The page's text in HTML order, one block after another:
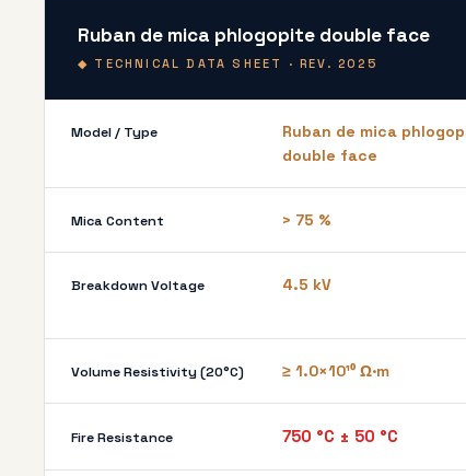
Ruban de mica phlogopite double face
◆ TECHNICAL DATA SHEET · REV. 2025
Model / Type
Ruban de mica
double face
Mica Content > 75 %
Breakdown Voltage 4.5 kV
Volume Resistivity (20°C) ≥ 1.0×10¹⁰ Ω·m
Fire Resistance 750 °C ± 50 °C